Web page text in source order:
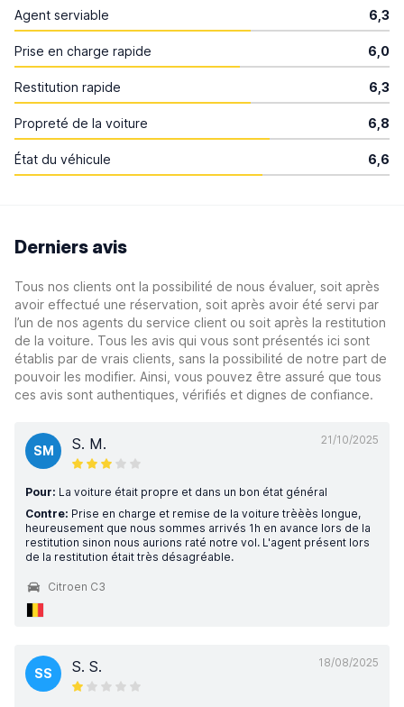
Agent serviable 6,3
Prise en charge rapide 6,0
Restitution rapide 6,3
Propreté de la voiture 6,8
État du véhicule 6,6
Derniers avis
Tous nos clients ont la possibilité de nous évaluer, soit après
avoir effectué une réservation, soit après avoir été servi par
l’un de nos agents du service client ou soit après la restitution
de la voiture. Tous les avis qui vous sont présentés ici sont
établis par de vrais clients, sans la possibilité de notre part de
pouvoir les modifier. Ainsi, vous pouvez être assuré que tous
ces avis sont authentiques, vérifiés et dignes de confiance.
21/10/2025
SM S. M.
Pour: La voiture était propre et dans un bon état général
Contre: Prise en charge et remise de la voiture trèèès longue,
heureusement que nous sommes arrivés 1h en avance lors de la
restitution sinon nous aurions raté notre vol. L'agent présent lors
de la restitution était très désagréable.
Citroen C3
18/08/2025
SS S. S.